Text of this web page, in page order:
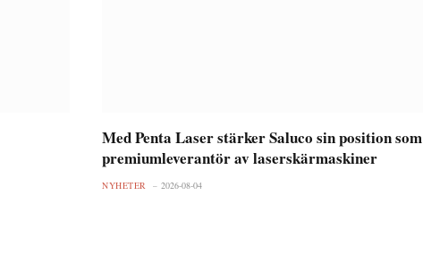
Med Penta Laser stärker Saluco sin position som
premiumleverantör av laserskärmaskiner
NYHETER 2026-08-04